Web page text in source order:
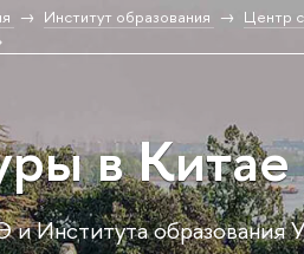
Институт образования
Центр
в
Института образования